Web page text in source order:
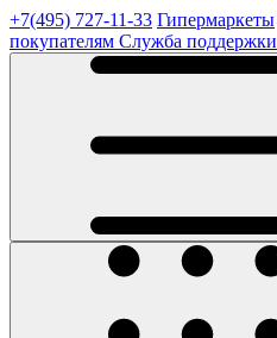
+7(495) 727-11-33 Гипермаркеты
покупателям Служба поддержки